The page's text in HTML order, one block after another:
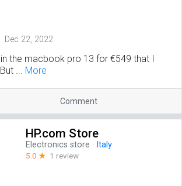
Dec 22, 2022
the macbook pro 13 for €549 that I
... More
Comment
HP.com Store
Electronics store · Italy
5.0 ☆ 1 review